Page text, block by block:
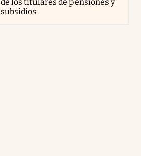
subsidios